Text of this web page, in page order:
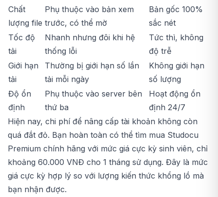
Chất
lượng file
Phụ thuộc vào bản xem
trước, có thể mờ
Bản gốc 100%
sắc nét
Tốc độ
tải
Nhanh nhưng đôi khi hệ
thống lỗi
Tức thì, không
độ trễ
Giới hạn
tải
Thường bị giới hạn số lần
tải mỗi ngày
Không giới hạn
số lượng
Độ ổn
định
Phụ thuộc vào server bên
thứ ba
Hoạt động ổn
định 24/7
Hiện nay, chi phí để nâng cấp tài khoản không còn
quá đắt đỏ. Bạn hoàn toàn có thể tìm mua Studocu
Premium chính hãng với mức giá cực kỳ sinh viên, chỉ
khoảng 60.000 VNĐ cho 1 tháng sử dụng. Đây là mức
giá cực kỳ hợp lý so với lượng kiến thức khổng lồ mà
bạn nhận được.